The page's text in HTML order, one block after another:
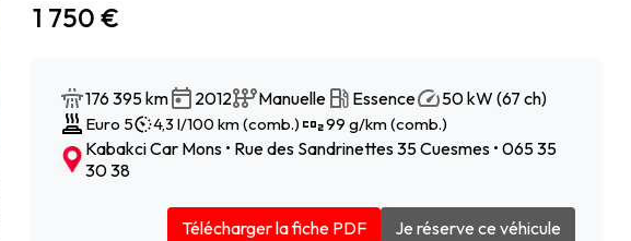
1 750 €
176 395 km 2012 Manuelle Essence 50 kW (67 ch)
Euro 5 4,3 l/100 km (comb.) 99 g/km (comb.)
Kabakci Car Mons • Rue des Sandrinettes 35 Cuesmes • 065 35
30 38
Télécharger la fiche PDF Je réserve ce véhicule